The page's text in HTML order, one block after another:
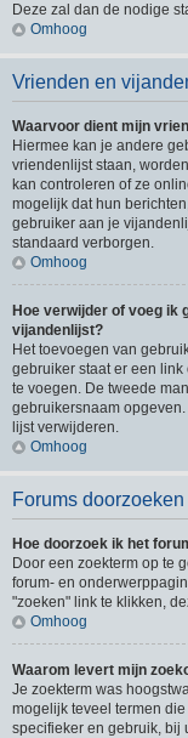
Deze zal dan de nodige
Omhoog
Vrienden en
Waarvoor dient mijn
Hiermee kan je andere
vriendenlijst staan,
kan controleren of ze
mogelijk dat hun
gebruiker aan je
standaard verborgen.
Omhoog
Hoe verwijder of voeg ik
vijandenlijst?
Het toevoegen van
gebruiker staat er een
te voegen. De tweede
gebruikersnaam
lijst verwijderen.
Omhoog
Forums doorzoeken
Hoe doorzoek ik het
Door een zoekterm op te
forum- en
"zoeken" link te klikken,
Omhoog
Waarom levert mijn
Je zoekterm was
mogelijk teveel termen
specifieker en gebruik, bij